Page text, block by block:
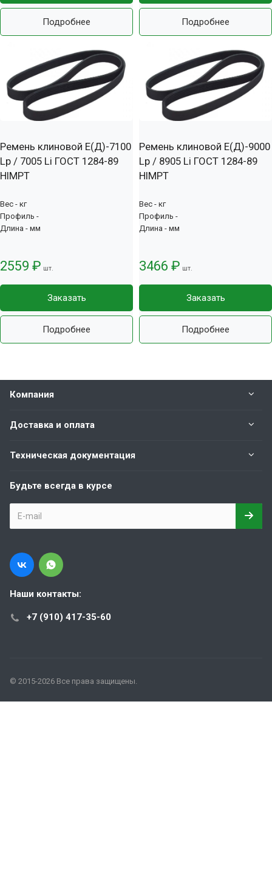
Подробнее Подробнее
Ремень клиновой Е(Д)-7100
Lp / 7005 Li ГОСТ 1284-89
HIMPT
Вес - кг
Профиль -
Длина - мм
2559 ₽ шт.
Заказать
Подробнее
Ремень клиновой Е(Д)-9000
Lp / 8905 Li ГОСТ 1284-89
HIMPT
Вес - кг
Профиль -
Длина - мм
3466 ₽ шт.
Заказать
Подробнее
Компания
Доставка и оплата
Техническая документация
Будьте всегда в курсе
Наши контакты:
+7 (910) 417-35-60
© 2015-2026 Все права защищены.